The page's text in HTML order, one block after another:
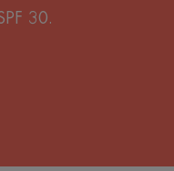
30.